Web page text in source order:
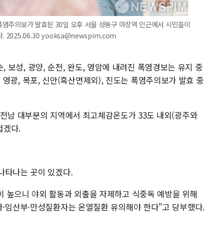
주의보가 발효된 30일 오후 서울 성동구 마장역 인근에서 시민들이
. 2025.06.30 yooksa@newspim.com
보성, 광양, 순천, 완도, 영암에 내려진 폭염경보는 유지 중
광, 목포, 신안(흑산면제외), 진도는 폭염주의보가 발효 중
남 대부분의 지역에서 최고체감온도가 33도 내외(광주와
겠다.
타나는 곳이 있겠다.
으니 야외 활동과 외출을 자제하고 식중독 예방을 위해
산부·만성질환자는 온열질환 유의해야 한다"고 당부했다.